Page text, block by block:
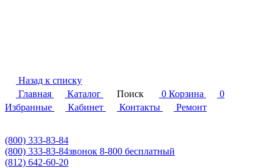
Назад к списку
Главная
Каталог Поиск 0 Корзина
0
Избранные
Кабинет Контакты Ремонт
(800) 333-83-84
(800) 333-83-84звонок 8-800 бесплатный
(812) 642-60-20